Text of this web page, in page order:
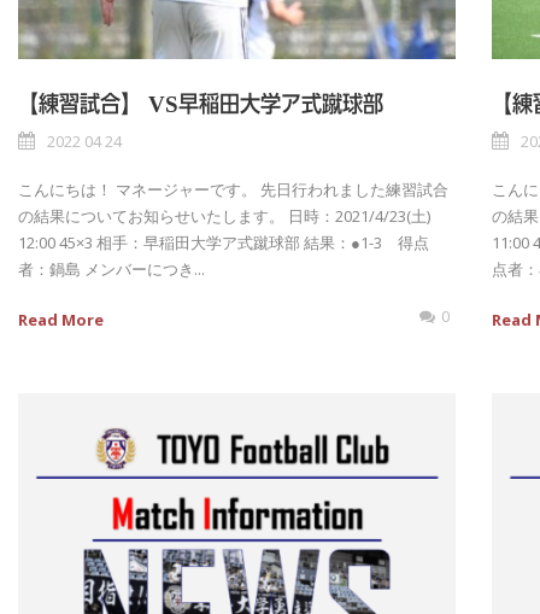
【練習試合】 VS早稲田大学ア式蹴球部
2022 04 24
こんにちは！ マネージャーです。 先日行われました練習試合
の結果についてお知らせいたします。 日時：2021/4/23(土)
12:00 45×3 相手：早稲田大学ア式蹴球部 結果：●1-3 得点
者：鍋島 メンバーにつき...
Read More 0
【
こん
の結
11:00
点者
Read